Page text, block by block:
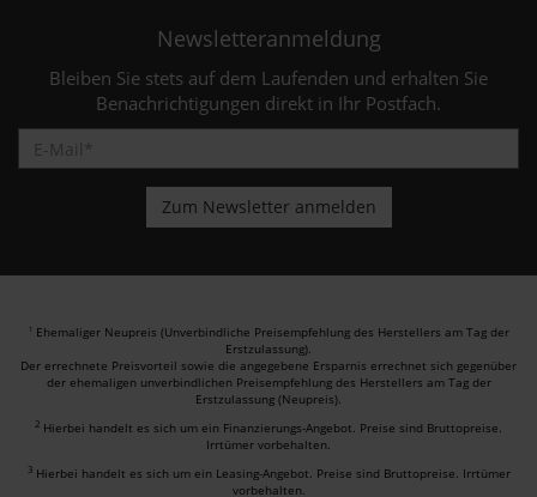
Newsletteranmeldung
Bleiben Sie stets auf dem Laufenden und erhalten Sie
Benachrichtigungen direkt in Ihr Postfach.
1 Ehemaliger Neupreis (Unverbindliche Preisempfehlung des Herstellers am Tag der
Erstzulassung).
Der errechnete Preisvorteil sowie die angegebene Ersparnis errechnet sich gegenüber
der ehemaligen unverbindlichen Preisempfehlung des Herstellers am Tag der
Erstzulassung (Neupreis).
2 Hierbei handelt es sich um ein Finanzierungs-Angebot. Preise sind Bruttopreise.
Irrtümer vorbehalten.
3 Hierbei handelt es sich um ein Leasing-Angebot. Preise sind Bruttopreise. Irrtümer
vorbehalten.